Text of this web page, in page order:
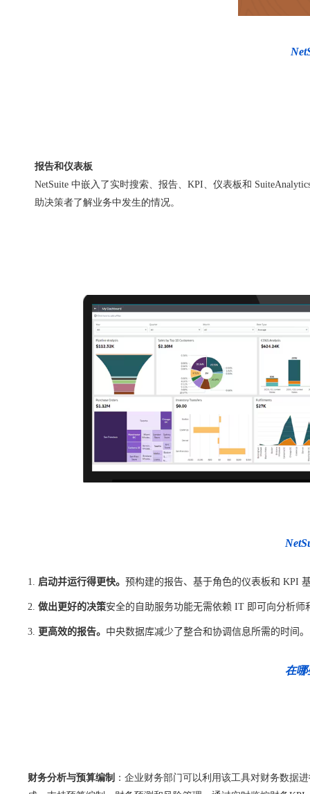
报告和仪表板
NetSuite 中嵌入了实时搜索、报告、KPI、仪表板和
助决策者了解业务中发生的情况。
启动并运行得更快。 预构建的报告、基于角色的仪表板和 KPI
做出更好的决策安全的自助服务功能无需依赖 IT 即可向分析师
更高效的报告。 中央数据库减少了整合和协调信息所需的时间。
在哪
财务分析与预算编制 ：企业财务部门可以利用该工具对财务数据